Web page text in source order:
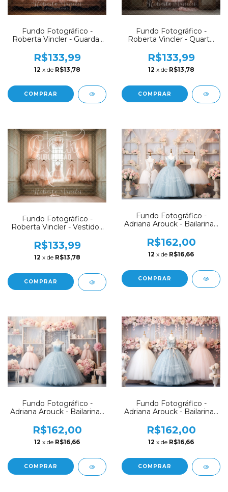
Fundo Fotográfico -
Roberta Vincler - Guarda-
Luxo - RV03
R$133,99
12 x de R$13,78
COMPRAR
Fundo Fotográfico -
Roberta Vincler - Quarto
RV02
R$133,99
12 x de R$13,78
COMPRAR
Fundo Fotográfico -
Roberta Vincler - Vestidos
RV01
R$133,99
12 x de R$13,78
COMPRAR
Fundo Fotográfico -
Adriana Arouck - Bailarina -
R$162,00
12 x de R$16,66
COMPRAR
Fundo Fotográfico -
Adriana Arouck - Bailarina -
R$162,00
12 x de R$16,66
COMPRAR
Fundo Fotográfico -
Adriana Arouck - Bailarina -
R$162,00
12 x de R$16,66
COMPRAR